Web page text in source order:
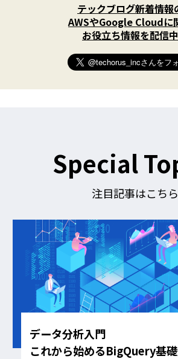
T
w
i
t
t
e
r
)
す
る
テックブログ新着情報
AWSやGoogle Cloudに
お役立ち情報を配信中
Special
注目記事はこちら
データ分析入門
これから始めるBigQuery基